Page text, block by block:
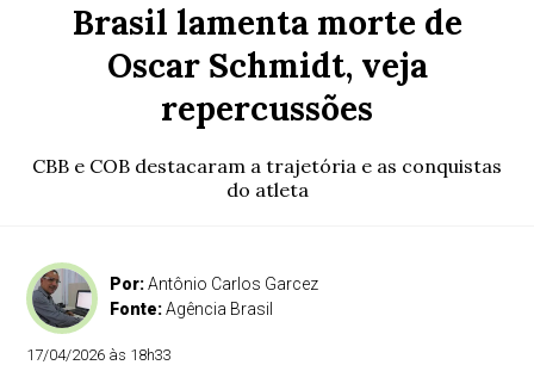
Brasil lamenta morte de
Oscar Schmidt, veja
repercussões
CBB e COB destacaram a trajetória e as conquistas
do atleta
Por:Antônio Carlos Garcez
Fonte:Agência Brasil
17/04/2026 às 18h33